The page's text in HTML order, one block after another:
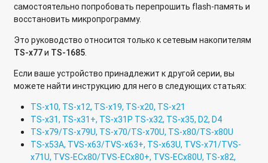
самостоятельно попробовать перепрошить flash-память и
восстановить микропрограмму.
Это руководство относится только к сетевым накопителям
TS-x77и TS-1685.
Если ваше устройство принадлежит к другой серии, вы
можете найти инструкцию для него в следующих статьях:
TS-x10, TS-x12, TS-x19, TS-x20, TS-x21
TS-x31, TS-x31+, TS-x31P TS-x32, TS-x35, D2, D4
TS-x79/TS-x79U, TS-x70/TS-x70U, TS-x80/TS-x80U
TS-x53A, TVS-x63/TVS-x63+, TS-x63U, TVS-x71/TVS-
x71U, TVS-ECx80/TVS-ECx80+, TVS-ECx80U, TS-x82,